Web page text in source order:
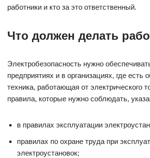
работники и кто за это ответственный.
Что должен делать
Электробезопасность нужно
предприятиях и в организациях, где есть
техника, работающая от электрического
правила, которые нужно соблюдать,
в правилах эксплуатации
правилах по охране труда при
электроустановок;